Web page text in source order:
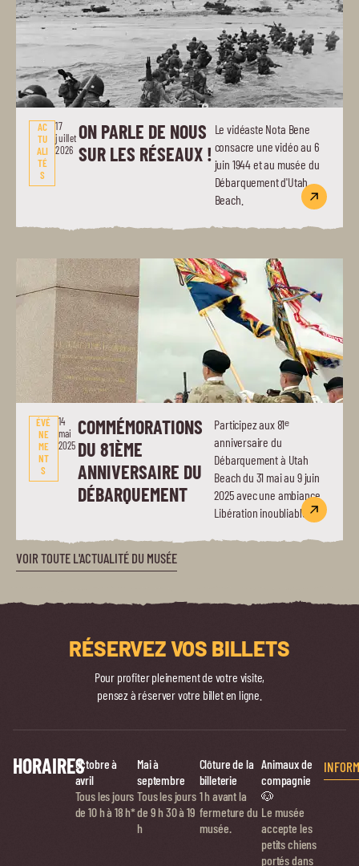
VOIR TOUTE L'ACTUALITÉ DU MUSÉE
AC
TU
ALI
TÉ
S
17
juillet
2026
ON PARLE DE NOUS
SUR LES RÉSEAUX !
Le vidéaste Nota Bene
consacre une vidéo au 6
juin 1944 et au musée du
Débarquement d'Utah
Beach.
ÉVÉ
NE
ME
NT
S
14
mai
2025
COMMÉMORATIONS
DU 81ÈME
ANNIVERSAIRE DU
DÉBARQUEMENT
Participez aux 81ᵉ
anniversaire du
Débarquement à Utah
Beach du 31 mai au 9 juin
2025 avec une ambiance
Libération inoubliable.
RÉSERVEZ VOS BILLETS
Pour profiter pleinement de votre visite,
pensez à réserver votre billet en ligne.
HORAIRESOctobre à
avril
Tous les jours
de 10 h à 18 h*
Mai à
septembre
Tous les jours
de 9 h 30 à 19
h
Clôture de la
billeterie
1 h avant la
fermeture du
musée.
Animaux de
compagnie
🐶
Le musée
accepte les
petits chiens
portés dans